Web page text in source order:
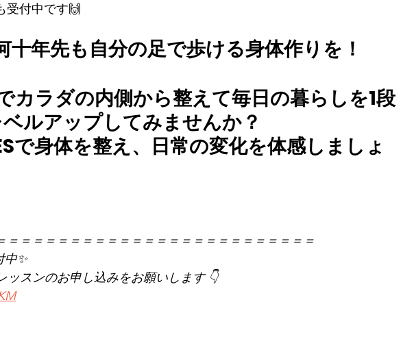
受付中です🙌
十年先も自分の足で歩ける身体作りを！
カラダの内側から整えて毎日の暮らしを1段
ルアップしてみませんか？
で身体を整え、日常の変化を体感しましょ
＝＝＝＝＝＝＝＝＝＝＝＝＝＝＝＝＝＝＝＝＝＝＝＝＝
中✨
ッスンのお申し込みをお願いします 👇